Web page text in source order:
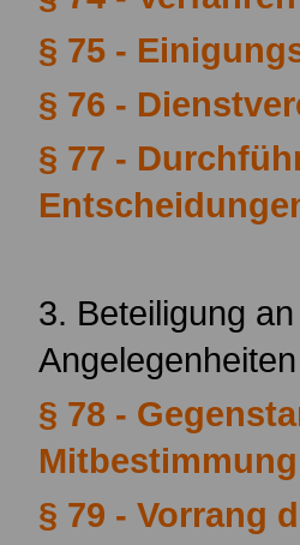
§ 75 -
§ 76 -
§ 77 -
3. Beteiligung
§ 78 -
Mitbestimmung
§ 79 - Vorrang